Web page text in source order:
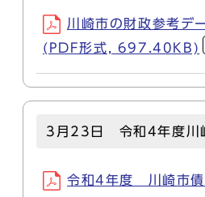
川崎市の財政参考デ
(PDF形式, 697.40KB)
3月23日 令和4年度川
令和4年度 川崎市債